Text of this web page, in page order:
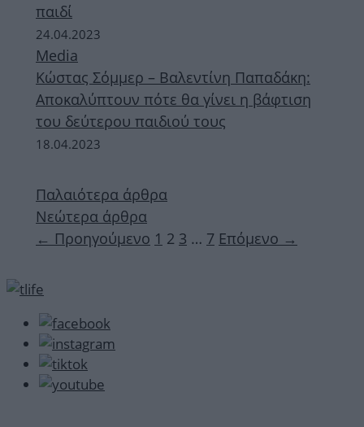
παιδί
24.04.2023
Media
Κώστας Σόμμερ – Βαλεντίνη Παπαδάκη:
Αποκαλύπτουν πότε θα γίνει η βάφτιση
του δεύτερου παιδιού τους
18.04.2023
Παλαιότερα άρθρα
Νεώτερα άρθρα
← Προηγούμενο Σελίδα
1 Σελίδα
2 Σελίδα
3 … Σελίδα
7 Επόμενο →